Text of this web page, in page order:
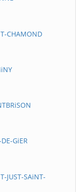
CHAMOND
GiER
JUST-SAiNT-